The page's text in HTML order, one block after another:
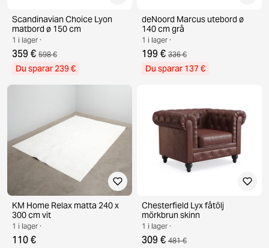
Scandinavian Choice Lyon
matbord ø 150 cm
1 i lager ·
359 € 598 €
Du sparar 239 €
deNoord Marcus utebord ø
140 cm grå
1 i lager ·
199 € 336 €
Du sparar 137 €
KM Home Relax matta 240 x
300 cm vit
1 i lager ·
110 €
Chesterfield Lyx fåtölj
mörkbrun skinn
1 i lager ·
309 € 481 €